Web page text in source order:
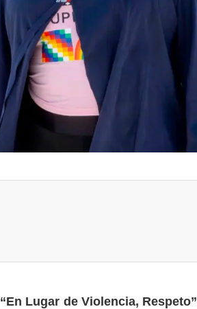
“En Lugar de Violencia, Respeto”